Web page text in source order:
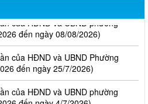
của HĐND và UBND phường
đến ngày 08/08/2026)
của HĐND và UBND Phường
đến ngày 25/7/2026)
của HĐND và UBND phường
đến ngày 4/7/2026)